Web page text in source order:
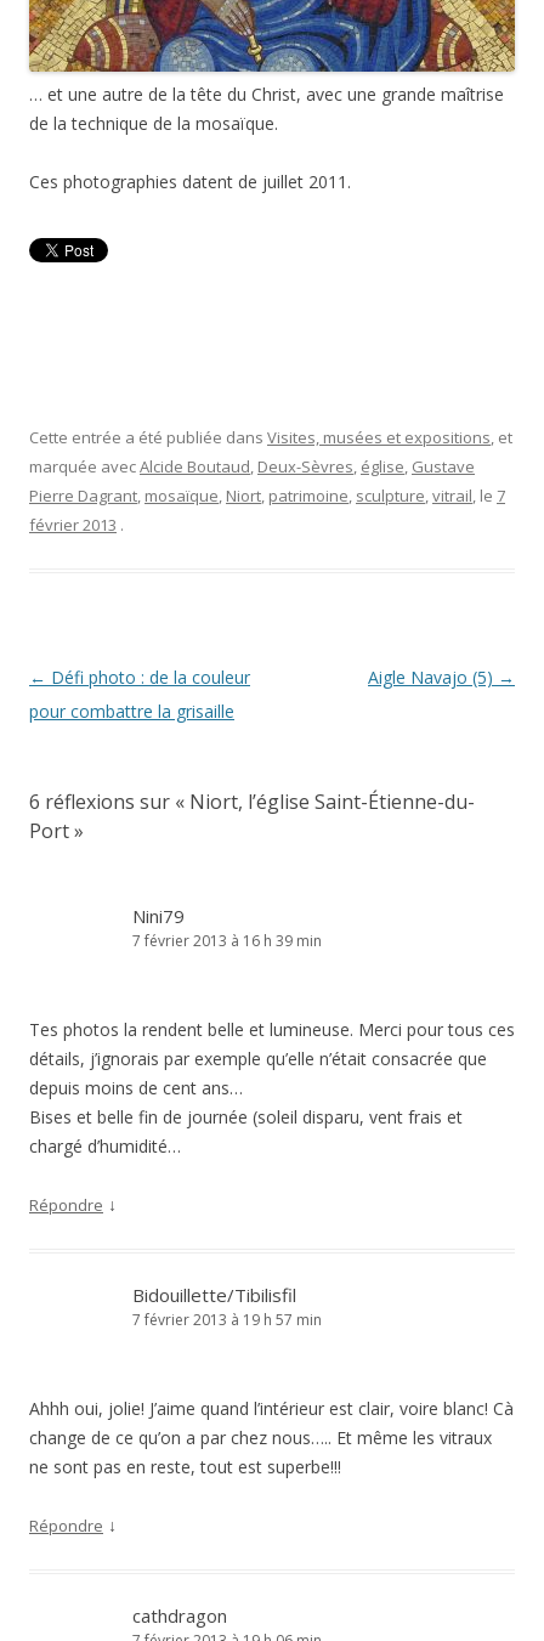
… et une autre de la tête du Christ, avec une grande maîtrise
de la technique de la mosaïque.
Ces photographies datent de juillet 2011.
Cette entrée a été publiée dans Visites, musées et expositions, et
marquée avecAlcide Boutaud, Deux-Sèvres, église, Gustave
Pierre Dagrant, mosaïque, Niort, patrimoine, sculpture,vitrail, le 7
février 2013 .
Navigation
des
← Défi photo : de la couleur
pour combattre la grisaille
Aigle Navajo (5) →
6 réflexions sur « Niort, l’église Saint-Étienne-du-
Port»
Nini79
7 février 2013 à 16 h 39 min
Tes photos la rendent belle et lumineuse. Merci pour tous ces
détails, j’ignorais par exemple qu’elle n’était consacrée que
depuis moins de cent ans…
Bises et belle fin de journée (soleil disparu, vent frais et
chargé d’humidité…
Répondre ↓
Bidouillette/Tibilisfil
7 février 2013 à 19 h 57 min
Ahhh oui, jolie! J’aime quand l’intérieur est clair, voire blanc! Cà
change de ce qu’on a par chez nous….. Et même les vitraux
ne sont pas en reste, tout est superbe!!!
Répondre ↓
cathdragon